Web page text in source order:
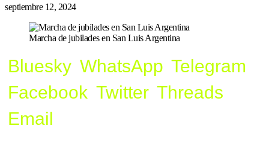
septiembre 12, 2024
Marcha de jubilades en San Luis Argentina
Bluesky WhatsApp Telegram
Facebook Twitter Threads
Email